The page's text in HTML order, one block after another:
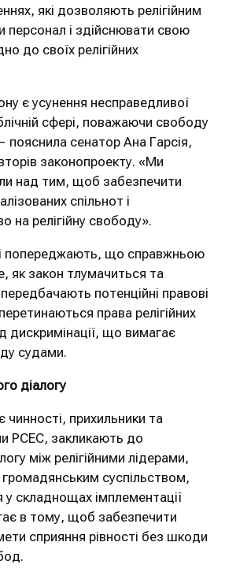
які дозволяють релігійним
персонал і здійснювати свою
до своїх релігійних
є усунення несправедливої
сфері, поважаючи свободу
пояснила сенатор Ана Гарсія,
законопроекту. «Ми
над тим, щоб забезпечити
спільнот і
на релігійну свободу».
попереджають, що справжньою
як закон тлумачиться та
потенційні правові
права релігійних
дискримінації, що вимагає
судами.
діалогу
чинності, прихильники та
PCEC, закликають до
між релігійними лідерами,
суспільством,
складнощах імплементації
в тому, щоб забезпечити
сприяння рівності без шкоди